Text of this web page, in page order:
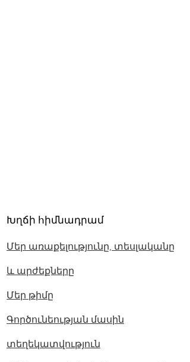
Խղճի հիմնադրամ
Մեր առաքելությունը, տեսլականը
և արժեքները
Մեր թիմը
Գործունեության մասին
տեղեկատվություն